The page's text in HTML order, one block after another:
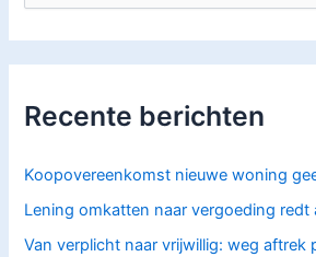
o
a
Recente berichten
Koopovereenkomst nieuwe woning
Lening omkatten naar vergoeding redt
Van verplicht naar vrijwillig: weg aftrek